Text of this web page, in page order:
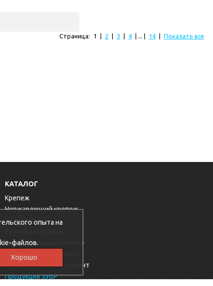
Страница: 1 2 3 4 | ... | 14 Показать все
КАТАЛОГ
Крепеж
Нержавеющий крепеж
Хозтовары
Заглушки декоративные
Малярный инструмент
Штукатурный инструмент
Продукция ЗУБР
опыта на
файлов.
Хорошо